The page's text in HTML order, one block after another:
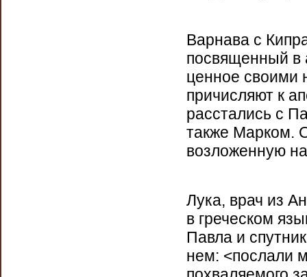
Варнава с
посвященный в
ценное своими
причисляют к
расстались с
также Марком.
возложенную
Лука, врач из
в греческом
Павла и
нем: <послали